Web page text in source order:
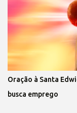
Oração à Santa
busca emprego